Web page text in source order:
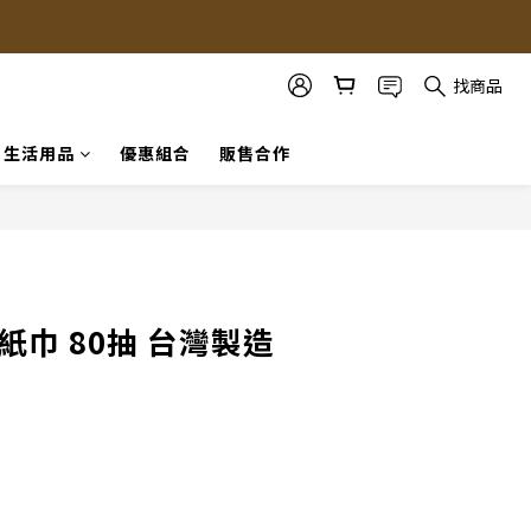
找商品
生活用品 優惠組合 販售合作
巾 80抽 台灣製造